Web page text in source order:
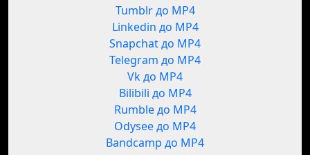
Tumblr до MP4
Linkedin до MP4
Snapchat до MP4
Telegram до MP4
Vk до MP4
Bilibili до MP4
Rumble до MP4
Odysee до MP4
Bandcamp до MP4